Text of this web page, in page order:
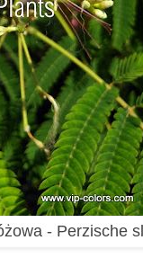
- Perzische